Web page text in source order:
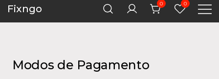
Fixngo 0 0
Modos de Pagamento